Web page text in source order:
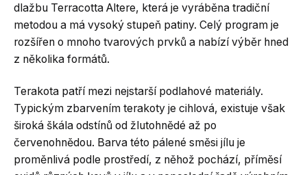
dlažbu Terracotta Altere, která je vyráběna tradiční
metodou a má vysoký stupeň patiny. Celý program je
rozšířen o mnoho tvarových prvků a nabízí výběr hned
z několika formátů.
Terakota patří mezi nejstarší podlahové materiály.
Typickým zbarvením terakoty je cihlová, existuje však
široká škála odstínů od žlutohnědé až po
červenohnědou. Barva této pálené směsi jílu je
proměnlivá podle prostředí, z něhož pochází, příměsí